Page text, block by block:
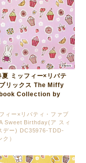
ミッフィー×リバテ
リックス The Miffy
Collection by
ィー×リバティ・ファブ
Sweet Birthday(ア スィ
デー) DC35976-TDD-
）